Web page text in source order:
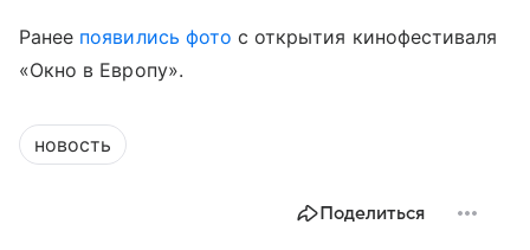
Ранее появились фото с открытия кинофестиваля
«Окно в Европу».
новость
Поделиться